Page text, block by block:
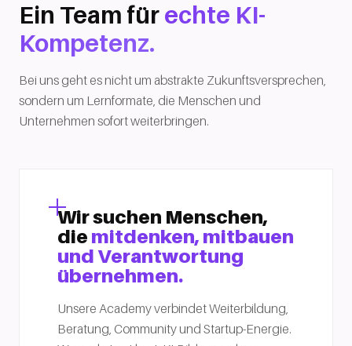
Ein Team fürechte KI-
Kompetenz.
Bei uns geht es nicht um abstrakte Zukunftsversprechen,
sondern um Lernformate, die Menschen und
Unternehmen sofort weiterbringen.
Wir suchen Menschen,
die mitdenken, mitbauen
und Verantwortung
übernehmen.
Unsere Academy verbindet Weiterbildung,
Beratung, Community und Startup-Energie.